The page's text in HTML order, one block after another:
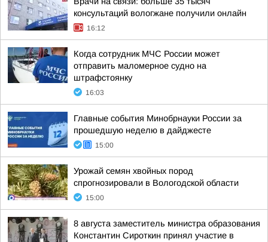
консультаций вологжане получили онлайн
16:12
Когда сотрудник МЧС России может
отправить маломерное судно на
штрафстоянку
16:03
Главные события Минобрнауки России за
прошедшую неделю в дайджесте
15:00
Урожай семян хвойных пород
спрогнозировали в Вологодской области
15:00
8 августа заместитель министра образования
Константин Сироткин принял участие в